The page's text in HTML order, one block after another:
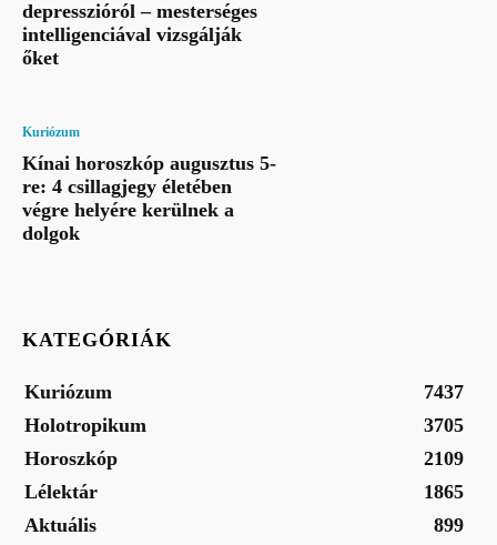
depresszióról – mesterséges
intelligenciával vizsgálják
őket
Kuriózum
Kínai horoszkóp augusztus 5-
re: 4 csillagjegy életében
végre helyére kerülnek a
dolgok
KATEGÓRIÁK
Kuriózum
7437
Holotropikum
3705
Horoszkóp
2109
Lélektár
1865
Aktuális
899